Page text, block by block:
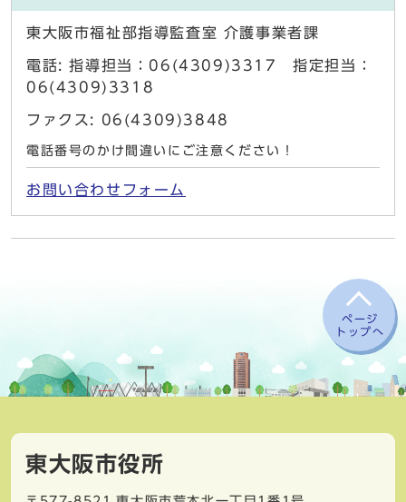
東大阪市福祉部指導監査室 介護事業者課
電話: 指導担当：06(4309)3317 指定担当：
06(4309)3318
ファクス: 06(4309)3848
電話番号のかけ間違いにご注意ください！
お問い合わせフォーム
ページ
トップへ
東大阪市役所